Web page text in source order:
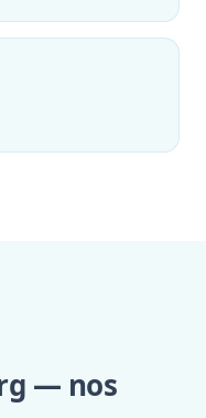
— nos